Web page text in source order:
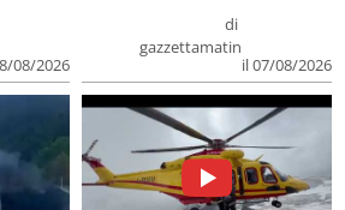
08/2026
di
gazzettamatin
il 07/08/2026